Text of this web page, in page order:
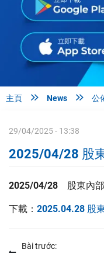
主頁  News  公
29/04/2025 - 13:38
2025/04/28 股
2025/04/28 股東內
下載： 2025.04.28 股
Bài trước: